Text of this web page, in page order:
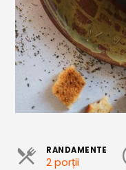
Brioșe și Checuri
Budinci, Jeleuri și Sufleuri
Cheesecake
Cozonaci
Deserturi Sănătoase
Prăjituri
RANDAMENTE
2 porții